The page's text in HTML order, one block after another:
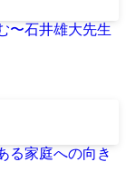
〜石井雄大先生
る家庭への向き